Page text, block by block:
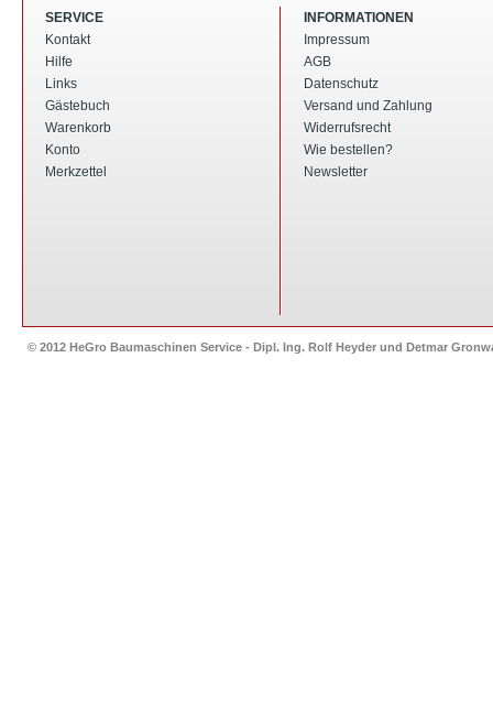
SERVICE
Kontakt
Hilfe
Links
Gästebuch
Warenkorb
Konto
Merkzettel
INFORMATIONEN
Impressum
AGB
Datenschutz
Versand und Zahlung
Widerrufsrecht
Wie bestellen?
Newsletter
© 2012 HeGro Baumaschinen Service - Dipl. Ing. Rolf Heyder und Detmar